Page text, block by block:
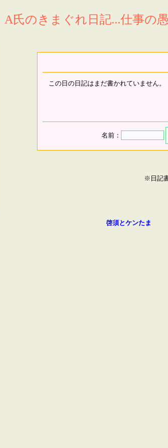
A氏のきまぐれ日記...仕事の
この日の日記はまだ書かれていません。
名前：
※日記
啓須とケンたま